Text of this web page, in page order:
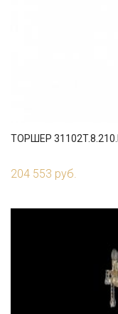
ТОРШЕР
204 553 руб.